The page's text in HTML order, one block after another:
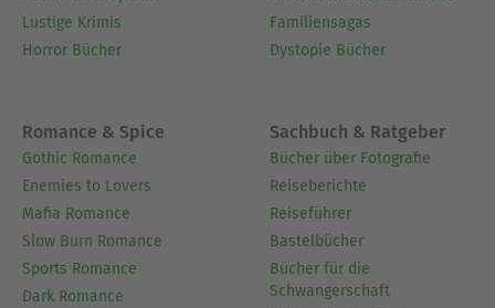
Lustige Krimis
Horror Bücher
Familiensagas
Dystopie Bücher
Romance & Spice
Gothic Romance
Enemies to Lovers
Mafia Romance
Slow Burn Romance
Sports Romance
Dark Romance
Sachbuch & Ratgeber
Bücher über Fotografie
Reiseberichte
Reiseführer
Bastelbücher
Bücher für die
Schwangerschaft